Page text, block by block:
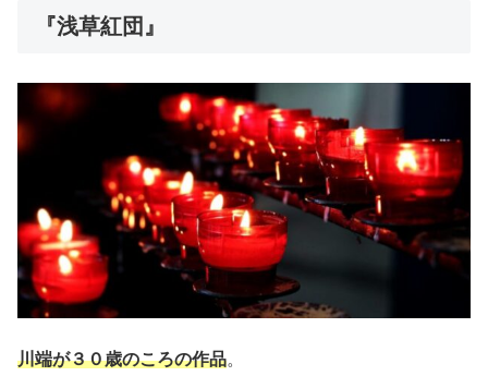
『浅草紅団』
川端が３０歳のころの作品。